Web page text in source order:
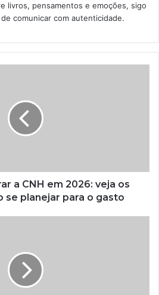
livros, pensamentos e emoções, sigo
comunicar com autenticidade.
a CNH em 2026: veja os
se planejar para o gasto